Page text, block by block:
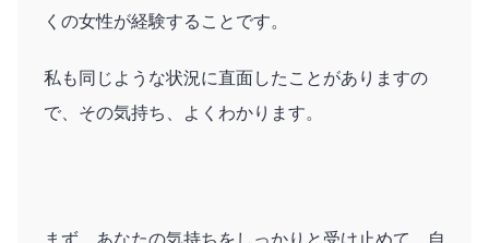
くの女性が経験することです。
私も同じような状況に直面したことがありますの
で、その気持ち、よくわかります。
まず、あなたの気持ちをしっかりと受け止めて、自